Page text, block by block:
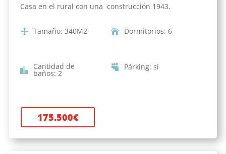
Casa en el rural con una construcción 1943.
Tamaño: 340M2 Dormitorios: 6
Cantidad de
baños: 2
Párking: si
175.500€